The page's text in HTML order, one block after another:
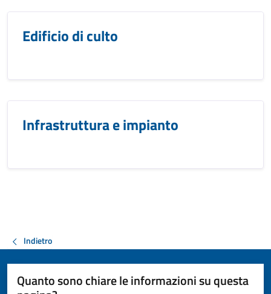
Edificio di culto
Infrastruttura e impianto
Indietro
Quanto sono chiare le informazioni su questa